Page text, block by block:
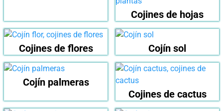
Cojines de hojas
Cojines de flores Cojín sol
Cojín palmeras
Cojines de cactus